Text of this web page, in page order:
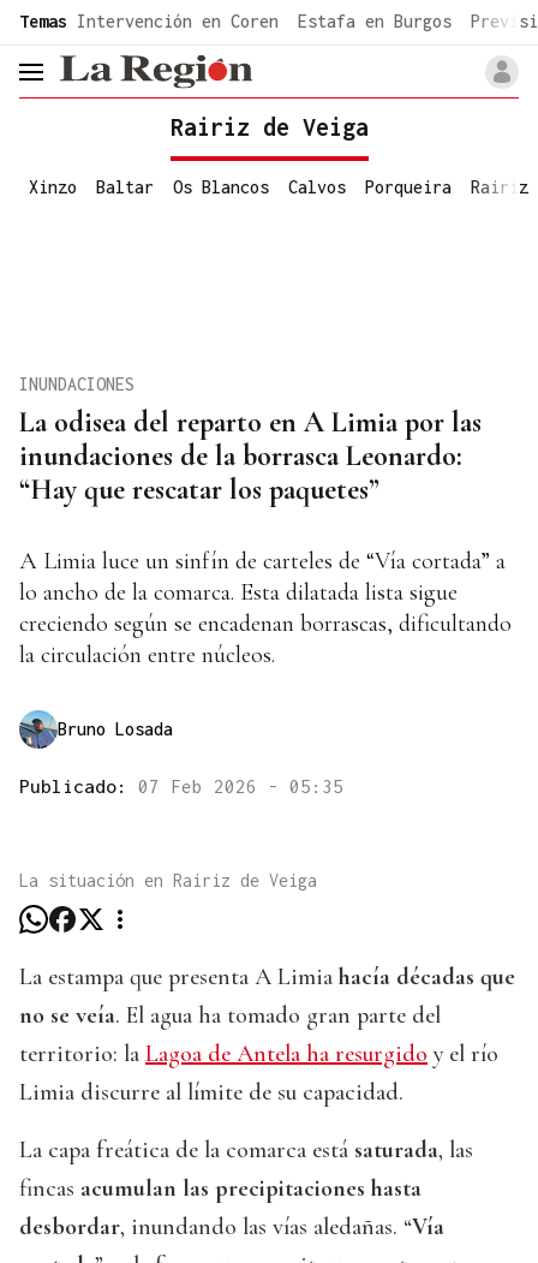
common.go-to-content
Temas Intervención en Coren Estafa en Burgos
header.menu.open
Rairiz de Veiga
Xinzo Baltar Os Blancos Calvos Porqueira Rairiz
La odisea del reparto en A Limia por las
inundaciones de la borrasca Leonardo:
“Hay que rescatar los paquetes”
INUNDACIONES
A Limia luce un sinfín de carteles de “Vía cortada” a
lo ancho de la comarca. Esta dilatada lista sigue
creciendo según se encadenan borrascas, dificultando
la circulación entre núcleos.
Bruno Losada
Publicado: 07 Feb 2026 - 05:35
La situación en Rairiz de Veiga
La estampa que presenta A Limia hacía décadas que
no se veía. El agua ha tomado gran parte del
territorio: la Lagoa de Antela ha resurgido y el río
Limia discurre al límite de su capacidad.
La capa freática de la comarca está saturada, las
fincas acumulan las precipitaciones hasta
desbordar, inundando las vías aledañas. “Vía